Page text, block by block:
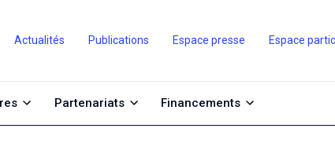
Actualités Publications Espace presse Espace
Partenariats Financements